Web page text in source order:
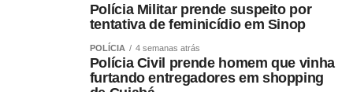
Ao analisar o pedido, a juíza Mônica Catarina Perri
Siqueira entendeu que não há, neste momento, risco
concreto à intimidade das vítimas ou de terceiros que
justifique a manutenção do segredo de Justiça. A
magistrada destacou ainda que a publicidade dos atos
Polícia Militar prende suspeito por
tentativa de feminicídio em Sinop
POLÍCIA 4 semanas atrás
Polícia Civil prende homem que vinha
furtando entregadores em shopping